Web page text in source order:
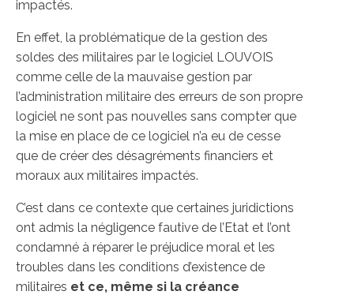
impactés.
En effet, la problématique de la gestion des
soldes des militaires par le logiciel LOUVOIS
comme celle de la mauvaise gestion par
l’administration militaire des erreurs de son propre
logiciel ne sont pas nouvelles sans compter que
la mise en place de ce logiciel n’a eu de cesse
que de créer des désagréments financiers et
moraux aux militaires impactés.
C’est dans ce contexte que certaines juridictions
ont admis la négligence fautive de l’Etat et l’ont
condamné à réparer le préjudice moral et les
troubles dans les conditions d’existence de
militaires et ce, même si la créance